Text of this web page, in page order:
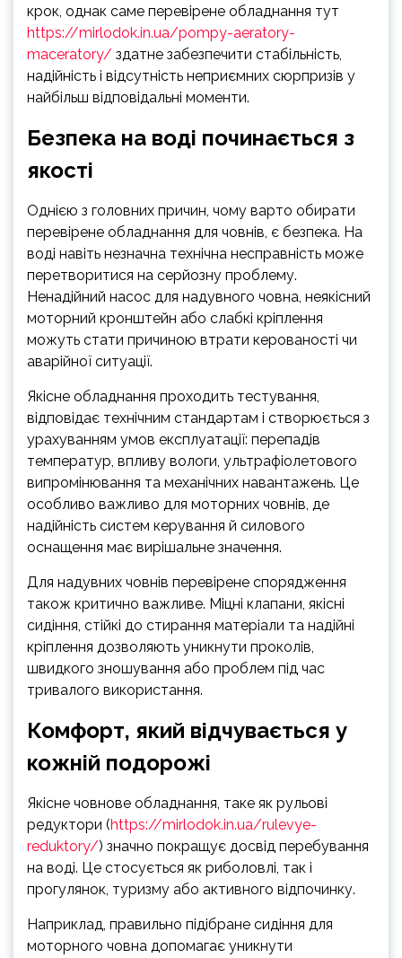
крок, однак саме перевірене обладнання тут
https://mirlodok.in.ua/pompy-aeratory-
maceratory/ здатне забезпечити стабільність,
надійність і відсутність неприємних сюрпризів у
найбільш відповідальні моменти.
Безпека на воді починається з
якості
Однією з головних причин, чому варто обирати
перевірене обладнання для човнів, є безпека. На
воді навіть незначна технічна несправність може
перетворитися на серйозну проблему.
Ненадійний насос для надувного човна, неякісний
моторний кронштейн або слабкі кріплення
можуть стати причиною втрати керованості чи
аварійної ситуації.
Якісне обладнання проходить тестування,
відповідає технічним стандартам і створюється з
урахуванням умов експлуатації: перепадів
температур, впливу вологи, ультрафіолетового
випромінювання та механічних навантажень. Це
особливо важливо для моторних човнів, де
надійність систем керування й силового
оснащення має вирішальне значення.
Для надувних човнів перевірене спорядження
також критично важливе. Міцні клапани, якісні
сидіння, стійкі до стирання матеріали та надійні
кріплення дозволяють уникнути проколів,
швидкого зношування або проблем під час
тривалого використання.
Комфорт, який відчувається у
кожній подорожі
Якісне човнове обладнання, таке як рульові
редуктори (https://mirlodok.in.ua/rulevye-
reduktory/) значно покращує досвід перебування
на воді. Це стосується як риболовлі, так і
прогулянок, туризму або активного відпочинку.
Наприклад, правильно підібране сидіння для
моторного човна допомагає уникнути